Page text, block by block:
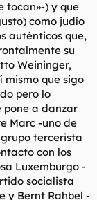
tocan»-) y que
como judío
auténticos que,
su
Weininger,
mismo que sigo
pero lo
pone a danzar
Marc -uno de
tercerista
con los
Luxemburgo -
socialista
y Bernt Rahbel -